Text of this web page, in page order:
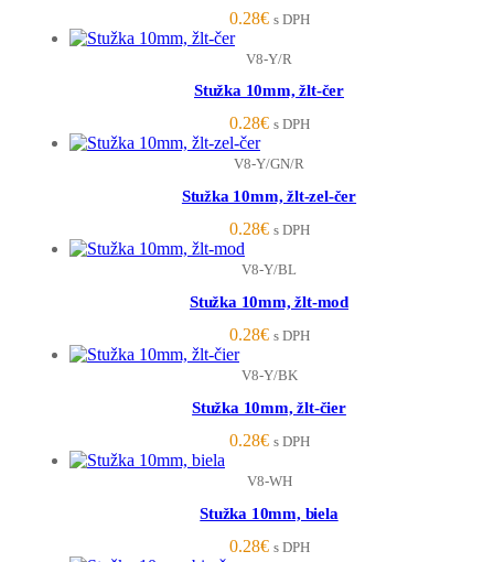
0.28€ s DPH
V8-Y/R
Stužka 10mm, žlt-čer
0.28€ s DPH
V8-Y/GN/R
Stužka 10mm, žlt-zel-čer
0.28€ s DPH
V8-Y/BL
Stužka 10mm, žlt-mod
0.28€ s DPH
V8-Y/BK
Stužka 10mm, žlt-čier
0.28€ s DPH
V8-WH
Stužka 10mm, biela
0.28€ s DPH